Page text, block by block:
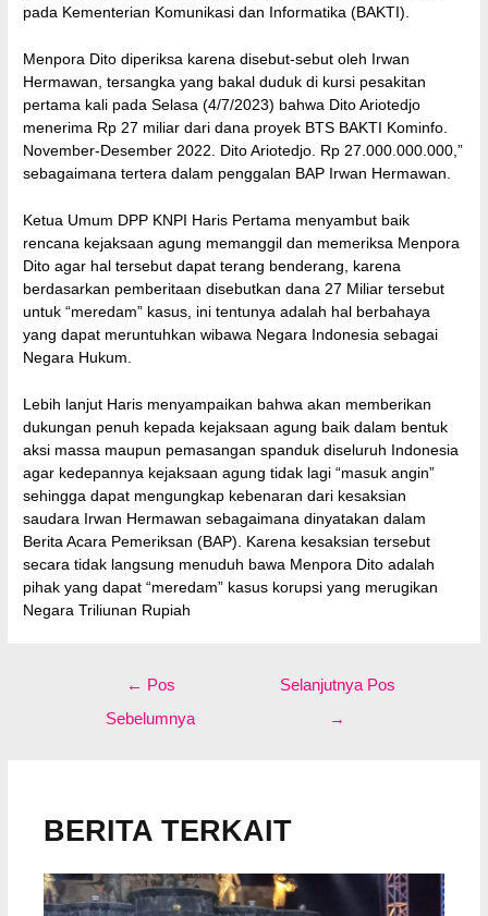
pada Kementerian Komunikasi dan Informatika (BAKTI).
Menpora Dito diperiksa karena disebut-sebut oleh Irwan
Hermawan, tersangka yang bakal duduk di kursi pesakitan
pertama kali pada Selasa (4/7/2023) bahwa Dito Ariotedjo
menerima Rp 27 miliar dari dana proyek BTS BAKTI Kominfo.
November-Desember 2022. Dito Ariotedjo. Rp 27.000.000.000,”
sebagaimana tertera dalam penggalan BAP Irwan Hermawan.
Ketua Umum DPP KNPI Haris Pertama menyambut baik
rencana kejaksaan agung memanggil dan memeriksa Menpora
Dito agar hal tersebut dapat terang benderang, karena
berdasarkan pemberitaan disebutkan dana 27 Miliar tersebut
untuk “meredam” kasus, ini tentunya adalah hal berbahaya
yang dapat meruntuhkan wibawa Negara Indonesia sebagai
Negara Hukum.
Lebih lanjut Haris menyampaikan bahwa akan memberikan
dukungan penuh kepada kejaksaan agung baik dalam bentuk
aksi massa maupun pemasangan spanduk diseluruh Indonesia
agar kedepannya kejaksaan agung tidak lagi “masuk angin”
sehingga dapat mengungkap kebenaran dari kesaksian
saudara Irwan Hermawan sebagaimana dinyatakan dalam
Berita Acara Pemeriksan (BAP). Karena kesaksian tersebut
secara tidak langsung menuduh bawa Menpora Dito adalah
pihak yang dapat “meredam” kasus korupsi yang merugikan
Negara Triliunan Rupiah
← Pos
Sebelumnya
Selanjutnya Pos
→
BERITA TERKAIT